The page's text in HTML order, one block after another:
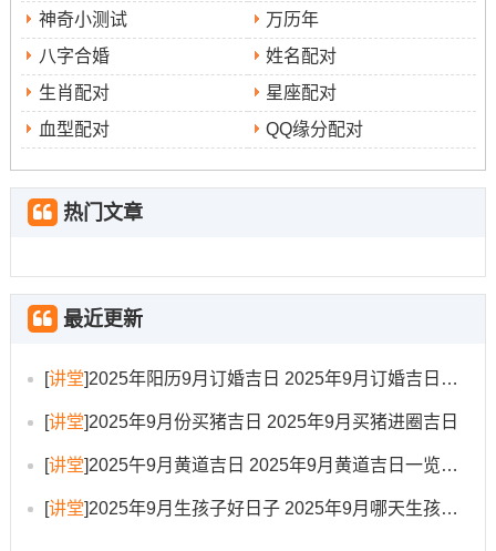
标记诸事顺遂，当天的吉时也较多- 便于安排！9月29日
（农历八月初八。甲寅日），此位“天赦日”！
是一个赦罪祈福的吉利日子，也适合位新生儿祈求福佑！
风水方位跟民俗禁忌
对2025年位乙巳蛇年太岁坐镇东南方，岁破居西北方,三煞
床头朝向三煞位（东方）与岁破方（西北），若能朝向太
岁方（东南）或当年的吉利方位，则更佳！民间认位,天
除了选择吉日吉方 还有部分民俗禁忌有需要注意: 不宜
准备待产包或生产期间将刀具、剪刀等尖锐物品显露于明
处- 以免冲撞胎神？
禁忌在临近生产时在屋内打钉、钻孔、修补墙壁 -以免动
神奇小测试
万历年
八字合婚
姓名配对
生肖配对
星座配对
血型配对
QQ缘分配对
热门文章
最近更新
[讲堂]2025年阳历9月订婚吉日 2025年9月订婚吉日有哪几天
[讲堂]2025年9月份买猪吉日 2025年9月买猪进圈吉日
[讲堂]2025午9月黄道吉日 2025年9月黄道吉日一览表大全
[讲堂]2025年9月生孩子好日子 2025年9月哪天生孩子比较好